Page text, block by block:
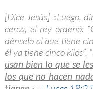
[Dice Jesús] «Luego,
cerca, el rey ordenó:
dénselo al que tiene
él ya tiene cinco
usan bien lo que se
los que no hacen